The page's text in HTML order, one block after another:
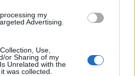
my
Advertising.
Use,
or Sharing of my
Unrelated with the
was collected.